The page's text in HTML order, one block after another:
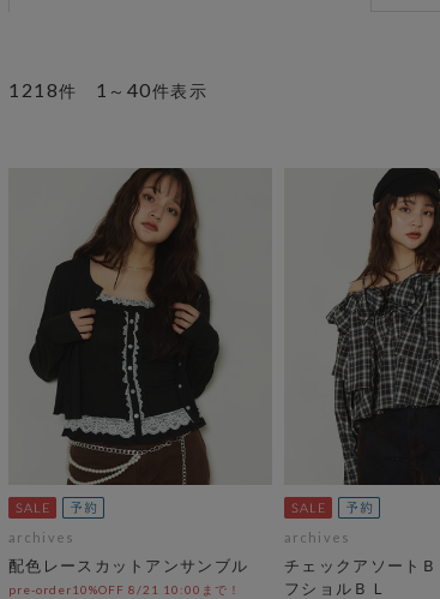
1218件 1 ～ 40件表示
archives
配色レースカットアンサンブル
pre-order10%OFF 8/21 10:00まで！
archives
チェックアソート
フショルＢＬ